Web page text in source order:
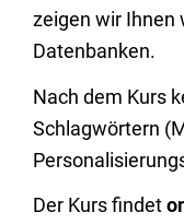
zeigen wir Ihnen
Datenbanken.
Nach dem Kurs
Schlagwörtern
Der Kurs findet